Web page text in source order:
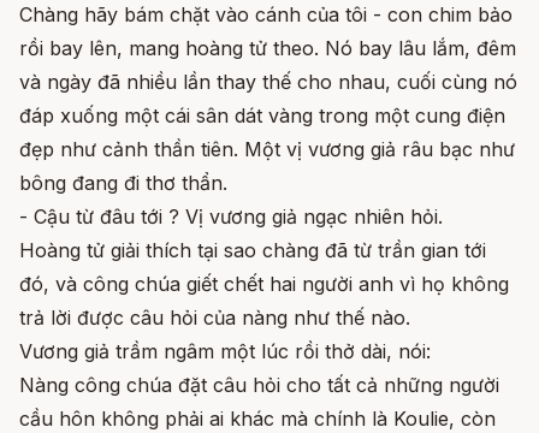
Chàng hãy bám chặt vào cánh của tôi - con chim bảo
rồi bay lên, mang hoàng tử theo. Nó bay lâu lắm, đêm
và ngày đã nhiều lần thay thế cho nhau, cuối cùng nó
đáp xuống một cái sân dát vàng trong một cung điện
đẹp như cảnh thần tiên. Một vị vương giả râu bạc như
bông đang đi thơ thẩn.
- Cậu từ đâu tới ? Vị vương giả ngạc nhiên hỏi.
Hoàng tử giải thích tại sao chàng đã từ trần gian tới
đó, và công chúa giết chết hai người anh vì họ không
trả lời được câu hỏi của nàng như thế nào.
Vương giả trầm ngâm một lúc rồi thở dài, nói:
Nàng công chúa đặt câu hỏi cho tất cả những người
cầu hôn không phải ai khác mà chính là Koulie, còn